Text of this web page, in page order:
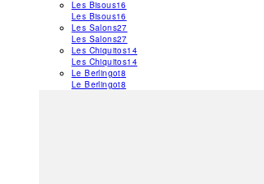
Les Bisous16
Les Bisous16
Les Salons27
Les Salons27
Les Chiquitos14
Les Chiquitos14
Le Berlingot8
Le Berlingot8